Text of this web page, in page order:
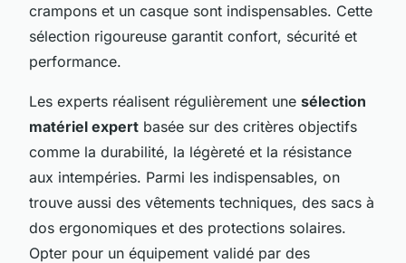
crampons et un casque sont indispensables. Cette
sélection rigoureuse garantit confort, sécurité et
performance.
Les experts réalisent régulièrement une sélection
matériel expert basée sur des critères objectifs
comme la durabilité, la légèreté et la résistance
aux intempéries. Parmi les indispensables, on
trouve aussi des vêtements techniques, des sacs à
dos ergonomiques et des protections solaires.
Opter pour un équipement validé par des